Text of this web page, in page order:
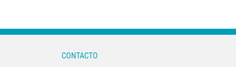
CONTACTO